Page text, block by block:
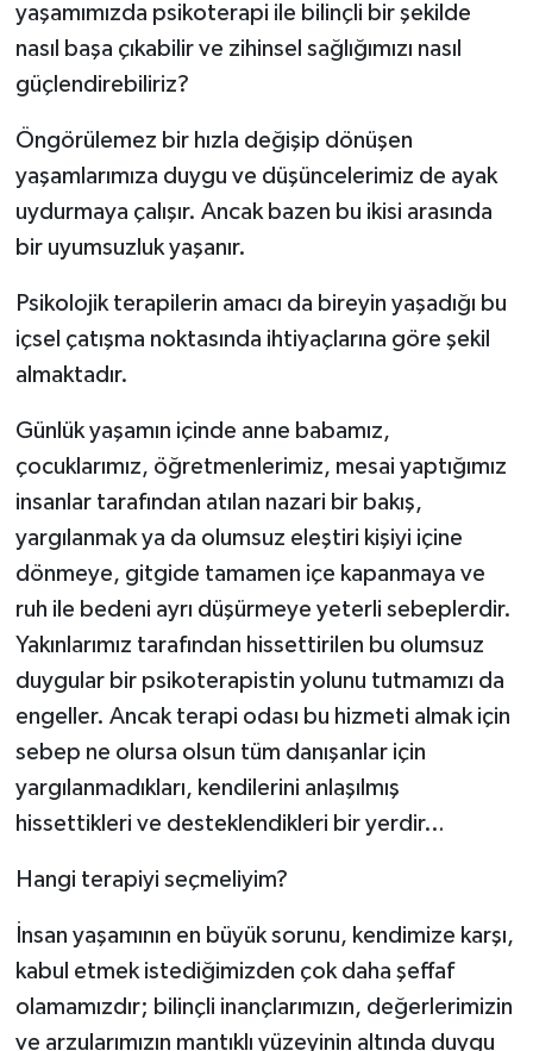
yaşamımızda psikoterapi ile bilinçli bir şekilde
nasıl başa çıkabilir ve zihinsel sağlığımızı nasıl
güçlendirebiliriz?
Öngörülemez bir hızla değişip dönüşen
yaşamlarımıza duygu ve düşüncelerimiz de ayak
uydurmaya çalışır. Ancak bazen bu ikisi arasında
bir uyumsuzluk yaşanır.
Psikolojik terapilerin amacı da bireyin yaşadığı bu
içsel çatışma noktasında ihtiyaçlarına göre şekil
almaktadır.
Günlük yaşamın içinde anne babamız,
çocuklarımız, öğretmenlerimiz, mesai yaptığımız
insanlar tarafından atılan nazari bir bakış,
yargılanmak ya da olumsuz eleştiri kişiyi içine
dönmeye, gitgide tamamen içe kapanmaya ve
ruh ile bedeni ayrı düşürmeye yeterli sebeplerdir.
Yakınlarımız tarafından hissettirilen bu olumsuz
duygular bir psikoterapistin yolunu tutmamızı da
engeller. Ancak terapi odası bu hizmeti almak için
sebep ne olursa olsun tüm danışanlar için
yargılanmadıkları, kendilerini anlaşılmış
hissettikleri ve desteklendikleri bir yerdir…
Hangi terapiyi seçmeliyim?
İnsan yaşamının en büyük sorunu, kendimize karşı,
kabul etmek istediğimizden çok daha şeffaf
olamamızdır; bilinçli inançlarımızın, değerlerimizin
ve arzularımızın mantıklı yüzeyinin altında duygu